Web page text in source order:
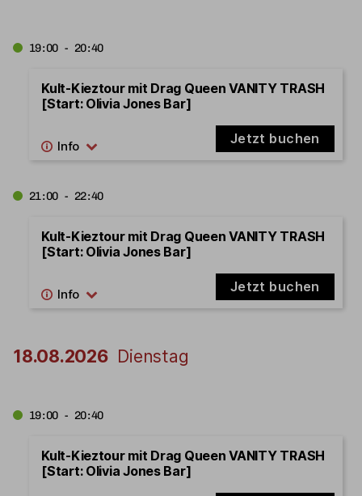
19:00 - 20:40
Kult-Kieztour mit Drag Queen VANITY TRASH
[Start: Olivia Jones Bar]
Jetzt buchen
21:00 - 22:40
Kult-Kieztour mit Drag Queen VANITY TRASH
[Start: Olivia Jones Bar]
Jetzt buchen
18.08.2026 Dienstag
19:00 - 20:40
Kult-Kieztour mit Drag Queen VANITY TRASH
[Start: Olivia Jones Bar]